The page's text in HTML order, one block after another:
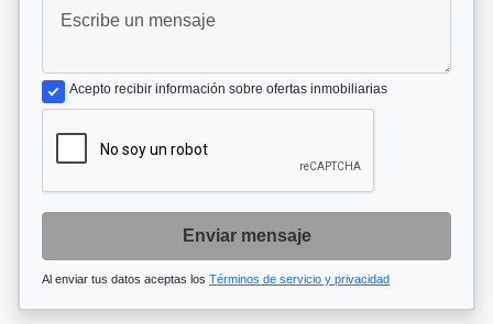
Acepto recibir información sobre ofertas inmobiliarias
Enviar mensaje
Al enviar tus datos aceptas los Términos de servicio y privacidad